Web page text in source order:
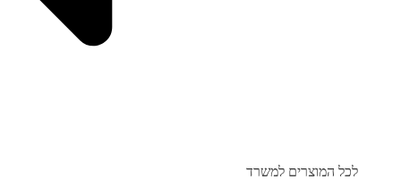
לכל המוצרים למשרד